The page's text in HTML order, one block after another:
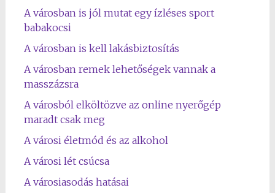
A városban is jól mutat egy ízléses sport
babakocsi
A városban is kell lakásbiztosítás
A városban remek lehetőségek vannak a
masszázsra
A városból elköltözve az online nyerőgép
maradt csak meg
A városi életmód és az alkohol
A városi lét csúcsa
A városiasodás hatásai